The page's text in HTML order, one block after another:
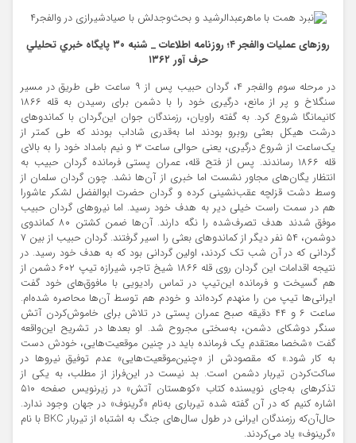
روزهای عملیات والفجر ۴؛ روزنامه اطلاعات _ شنبه ۳۰ پايگاه خبري تحليلي
حرف آور ۱۳۶۲
در مرحله سوم والفجر ۴، گردان حبیب پس از ۹ ساعت طی طریق در مسیر
سنگلاخ و پر از مانع، درگیری خود را با دشمن برای رسیدن به قله ۱۸۶۶
کانیمانگا شروع کرد. به گفته راویان، رزمندگان جوان این‌گردان با کماندوهای
درشت هیکل بعثی روبرو بودند اما به‌قدری شاداب بودند که طی کمتر از
یک‌ساعت از شروع درگیری، یعنی حوالی ساعت ۳ و نیم بامداد خود را به بالای
قله ۱۸۶۶ رساندند. پس از فتح قله، عمران پستی فرمانده گردان حبیب به
انتظار یگان‌های مجاور نشست اما خبری از آن‌ها نشد. چون گردان سلمان از
وسط دشت قزلچه عقب‌نشینی کرده و گردان حضرت ابوالفضل لشکر عاشورا
هم در سمت راست خیلی دیر به هدف خود رسید. اما نیروهای گردان حبیب
موفق شدند هدف تصرف‌شده را نگه دارند. آن‌ها ضمن کشتن ۸۰ کماندوی
دوشمن، ۵۴ نفر دیگر از کماندوهای بعثی را اسیر گرفتند. گردان حبیب از بین ۷
گردانی که در آن شب تک کردند، اولین گردانی بود که به هدف خود رسید. در
نتیجه اقدامات این گردان روی قله ۱۸۶۶ شیخ تاجر، شیرازه تیپ ۶۰۲ دشمن از
هم گسیخت و فرمانده این‌تیپ در تماس رادیویی با مافوق‌های خود گفت
ایرانی‌ها تیپ من را منهدم کرده‌اند و خودم هم توسط آن‌ها محاصره شده‌ام.
ساعت ۶ و ۴۴ دقیقه صبح عمران پستی در تلاش برای خاموش‌کردن آتش
سنگر دوشکای دشمن، به‌سختی مجروح شد. او بعدها در تشریح این‌واقعه
گفت «شخصا معتقدم یک فرمانده باید در چنین موقعیت‌هایی، خودش دست
به کار شود.» که مقصودش از «چنین‌موقعیت‌هایی» عدم توفیق نیروها در
ساکت‌کردن تیربار دشمن است. بد نیست در این‌فراز از مطلب، به یکی از
تذکرهای به‌جای نویسنده کتاب «کوهستان آتش» در زیرنویس صفحه ۵۱۰
اشاره کنیم که در آن گفته شده تیرباری به‌نام «گرینوف» در جهان وجود ندارد.
حال‌آن‌که رزمندگان ایرانی در طول سال‌های جنگ به اشتباه از تیربار BKC با نام
«گرینوف» یاد می‌کردند.